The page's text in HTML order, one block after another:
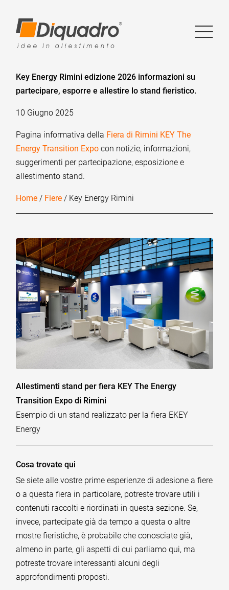
Key Energy Rimini edizione 2026 informazioni su
partecipare, esporre e allestire lo stand fieristico.
10 Giugno 2025
Pagina informativa della Fiera di Rimini KEY The
Energy Transition Expo con notizie, informazioni,
suggerimenti per partecipazione, esposizione e
allestimento stand.
Home / Fiere / Key Energy Rimini
Allestimenti stand per fiera KEY The Energy
Transition Expo di Rimini
Esempio di un stand realizzato per la fiera EKEY
Energy
Cosa trovate qui
Se siete alle vostre prime esperienze di adesione a fiere
o a questa fiera in particolare, potreste trovare utili i
contenuti raccolti e riordinati in questa sezione. Se,
invece, partecipate già da tempo a questa o altre
mostre fieristiche, è probabile che conosciate già,
almeno in parte, gli aspetti di cui parliamo qui, ma
potreste trovare interessanti alcuni degli
approfondimenti proposti.